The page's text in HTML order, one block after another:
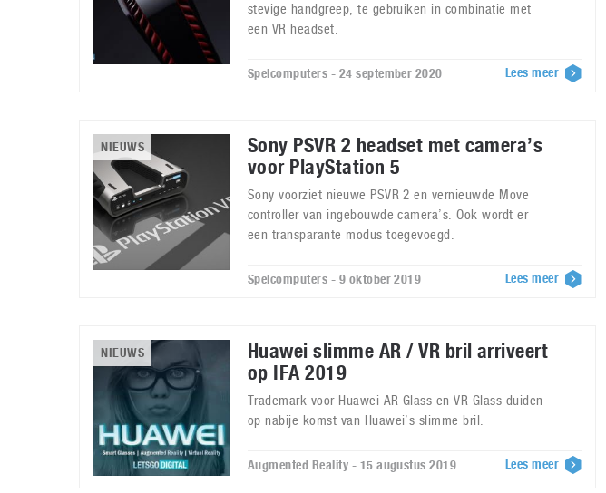
stevige handgreep, te gebruiken in combinatie met
een VR headset.
Spelcomputers - 24 september 2020 Lees meer
NIEUWS
Sony PSVR 2 headset met camera’s
voor PlayStation 5
Sony voorziet nieuwe PSVR 2 en vernieuwde Move
controller van ingebouwde camera’s. Ook wordt er
een transparante modus toegevoegd.
Spelcomputers - 9 oktober 2019 Lees meer
NIEUWS
Huawei slimme AR / VR bril arriveert
op IFA 2019
Trademark voor Huawei AR Glass en VR Glass duiden
op nabije komst van Huawei’s slimme bril.
Augmented Reality - 15 augustus 2019 Lees meer